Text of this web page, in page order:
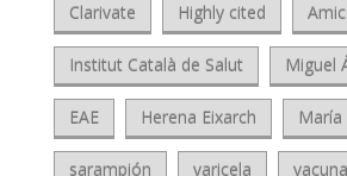
Clarivate Highly cited
Institut Català de Salut Miguel
EAE Herena Eixarch María
sarampión varicela